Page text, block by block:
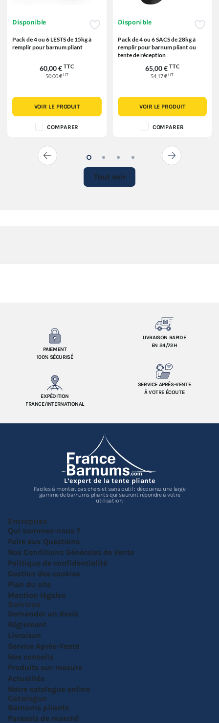
Disponible
Pack de 4 ou 6 LESTS de 15kg à
remplir pour barnum pliant
60,00 € TTC
50,00 € HT
VOIR LE PRODUIT
COMPARER
Disponible
Pack de 4 ou 6 SACS de 28kg à
remplir pour barnum pliant ou
tente de réception
65,00 € TTC
54,17 €HT
VOIR LE PRODUIT
COMPARER
Tout voir
PAIEMENT
100% SÉCURISÉ
LIVRAISON RAPIDE
EN 24/72H
EXPÉDITION
FRANCE/INTERNATIONAL
SERVICE APRÈS-VENTE
À VOTRE ÉCOUTE
L’expert de la tente pliante
Faciles à monter, pas chers et sans outil : découvrez une large
gamme de barnums pliants qui sauront répondre à votre
utilisation.
Entreprise
Qui sommes-nous ?
Foire aux Questions
Nos Conditions Générales de Vente
Politique de confidentialité
Gestion des cookies
Plan du site
Mention légales
Services
Demander un devis
Réglement
Livraison
Service Après-Vente
Nos conseils
Produits sur-mesure
Actualités
Notre catalogue online
Catalogue
Barnums pliants
Parasols de marché